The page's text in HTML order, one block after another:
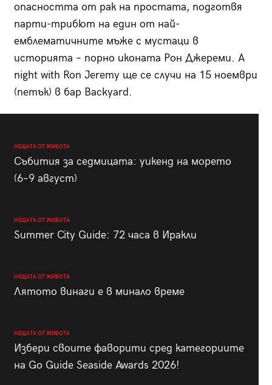
опасността от рак на простата, подготвя
парти-трибют на един от най-
емблематичните мъже с мустаци в
историята – порно иконата Рон Джереми. A
night with Ron Jeremy ще се случи на 15 ноември
(петък) в бар Backyard.
НЕЩАТА ОТ ЖИВОТА
Събития за седмицата: уикенд на морето
(6–9 август)
НЕЩАТА ОТ ЖИВОТА
Summer City Guide: 72 часа в Иракли
НЕЩАТА ОТ ЖИВОТА
Лятото винаги е в минало време
НЕЩАТА ОТ ЖИВОТА
Избери своите фаворити сред категориите
на Go Guide Seaside Awards 2026!